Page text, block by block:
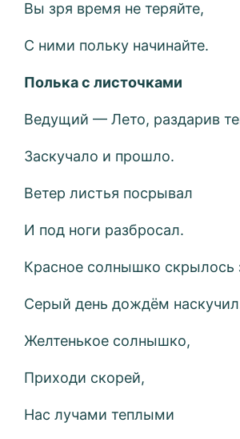
Вы зря время не теряйте,
С ними польку начинайте.
Полька с листочками
Ведущий — Лето, раздарив
Заскучало и прошло.
Ветер листья посрывал
И под ноги разбросал.
Красное солнышко скрылось
Серый день дождём
Желтенькое солнышко,
Приходи скорей,
Нас лучами теплыми